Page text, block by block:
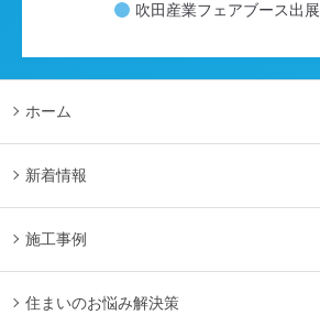
吹田産業フェアブース出展
ホーム
新着情報
施工事例
住まいのお悩み解決策